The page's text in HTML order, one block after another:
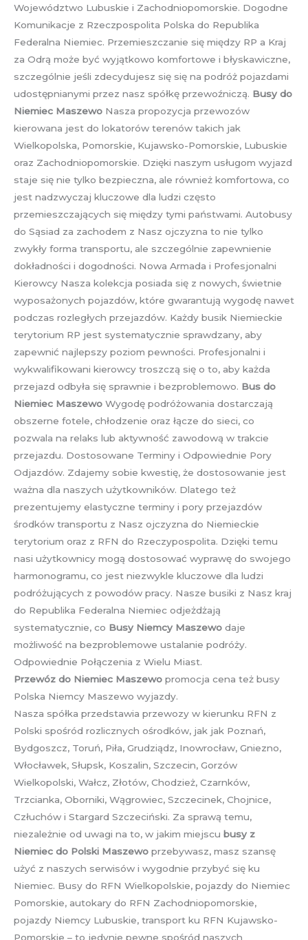
Województwo Lubuskie i Zachodniopomorskie. Dogodne
Komunikacje z Rzeczpospolita Polska do Republika
Federalna Niemiec. Przemieszczanie się między RP a Kraj
za Odrą może być wyjątkowo komfortowe i błyskawiczne,
szczególnie jeśli zdecydujesz się się na podróż pojazdami
udostępnianymi przez nasz spółkę przewoźniczą. Busy do
Niemiec Maszewo Nasza propozycja przewozów
kierowana jest do lokatorów terenów takich jak
Wielkopolska, Pomorskie, Kujawsko-Pomorskie, Lubuskie
oraz Zachodniopomorskie. Dzięki naszym usługom wyjazd
staje się nie tylko bezpieczna, ale również komfortowa, co
jest nadzwyczaj kluczowe dla ludzi często
przemieszczających się między tymi państwami. Autobusy
do Sąsiad za zachodem z Nasz ojczyzna to nie tylko
zwykły forma transportu, ale szczególnie zapewnienie
dokładności i dogodności. Nowa Armada i Profesjonalni
Kierowcy Nasza kolekcja posiada się z nowych, świetnie
wyposażonych pojazdów, które gwarantują wygodę nawet
podczas rozległych przejazdów. Każdy busik Niemieckie
terytorium RP jest systematycznie sprawdzany, aby
zapewnić najlepszy poziom pewności. Profesjonalni i
wykwalifikowani kierowcy troszczą się o to, aby każda
przejazd odbyła się sprawnie i bezproblemowo. Bus do
Niemiec Maszewo Wygodę podróżowania dostarczają
obszerne fotele, chłodzenie oraz łącze do sieci, co
pozwala na relaks lub aktywność zawodową w trakcie
przejazdu. Dostosowane Terminy i Odpowiednie Pory
Odjazdów. Zdajemy sobie kwestię, że dostosowanie jest
ważna dla naszych użytkowników. Dlatego też
prezentujemy elastyczne terminy i pory przejazdów
środków transportu z Nasz ojczyzna do Niemieckie
terytorium oraz z RFN do Rzeczypospolita. Dzięki temu
nasi użytkownicy mogą dostosować wyprawę do swojego
harmonogramu, co jest niezwykle kluczowe dla ludzi
podróżujących z powodów pracy. Nasze busiki z Nasz kraj
do Republika Federalna Niemiec odjeżdżają
systematycznie, co Busy Niemcy Maszewo daje
możliwość na bezproblemowe ustalanie podróży.
Odpowiednie Połączenia z Wielu Miast.
Przewóz do Niemiec Maszewo promocja cena też busy
Polska Niemcy Maszewo wyjazdy.
Nasza spółka przedstawia przewozy w kierunku RFN z
Polski spośród rozlicznych ośrodków, jak jak Poznań,
Bydgoszcz, Toruń, Piła, Grudziądz, Inowrocław, Gniezno,
Włocławek, Słupsk, Koszalin, Szczecin, Gorzów
Wielkopolski, Wałcz, Złotów, Chodzież, Czarnków,
Trzcianka, Oborniki, Wągrowiec, Szczecinek, Chojnice,
Człuchów i Stargard Szczeciński. Za sprawą temu,
niezależnie od uwagi na to, w jakim miejscu busy z
Niemiec do Polski Maszewo przebywasz, masz szansę
użyć z naszych serwisów i wygodnie przybyć się ku
Niemiec. Busy do RFN Wielkopolskie, pojazdy do Niemiec
Pomorskie, autokary do RFN Zachodniopomorskie,
pojazdy Niemcy Lubuskie, transport ku RFN Kujawsko-
Pomorskie – to jedynie pewne spośród naszych